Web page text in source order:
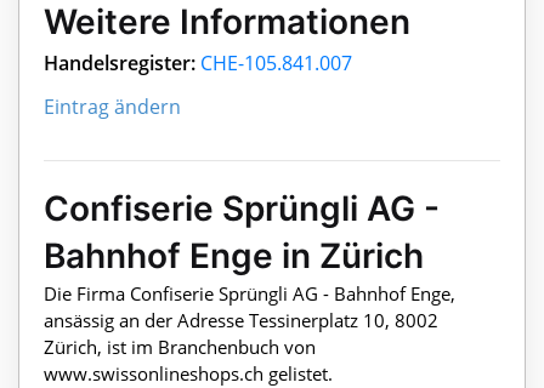
Weitere Informationen
Handelsregister: CHE-105.841.007
Eintrag ändern
Confiserie Sprüngli AG -
Bahnhof Enge in Zürich
Die Firma Confiserie Sprüngli AG - Bahnhof Enge,
ansässig an der Adresse Tessinerplatz 10, 8002
Zürich, ist im Branchenbuch von
www.swissonlineshops.ch gelistet.